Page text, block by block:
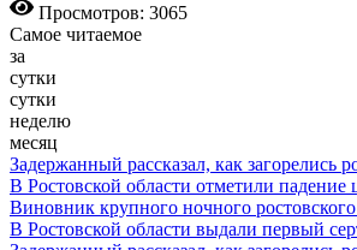
Просмотров: 3065
Самое читаемое
за
сутки
сутки
неделю
месяц
Задержанный рассказал, как загорелись
В Ростовской области отметили
Виновник крупного ночного
В Ростовской области выдали первый